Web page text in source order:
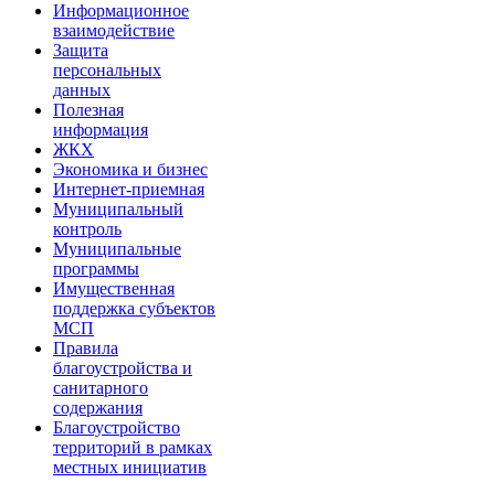
Информационное
взаимодействие
Защита
персональных
данных
Полезная
информация
ЖКХ
Экономика и бизнес
Интернет-приемная
Муниципальный
контроль
Муниципальные
программы
Имущественная
поддержка субъектов
МСП
Правила
благоустройства и
санитарного
содержания
Благоустройство
территорий в рамках
местных инициатив